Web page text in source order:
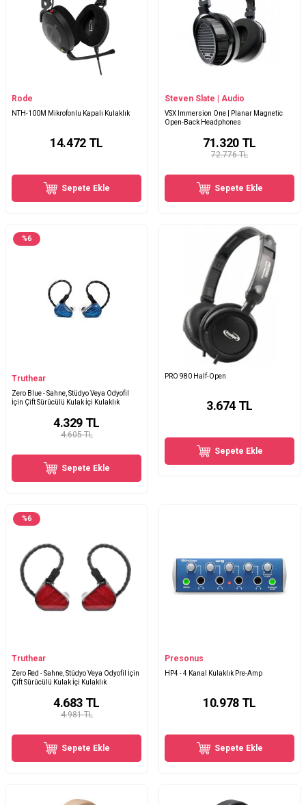
Rode
NTH-100M Mikrofonlu Kapalı Kulaklık
14.472TL
Sepete Ekle
Steven Slate | Audio
VSX Immersion One | Planar Magnetic
Open-Back Headphones
72.776 TL
71.320TL
Sepete Ekle
%6
Truthear
Zero Blue - Sahne, Stüdyo Veya Odyofil
İçin Çift Sürücülü Kulak İçi Kulaklık
4.605 TL
4.329 TL
Sepete Ekle
PRO 980 Half-Open
3.674 TL
Sepete Ekle
%6
Truthear
Zero Red - Sahne, Stüdyo Veya Odyofil İçin
Çift Sürücülü Kulak İçi Kulaklık
4.981 TL
4.683 TL
Sepete Ekle
Presonus
HP4 - 4 Kanal Kulaklık Pre-Amp
10.978TL
Sepete Ekle